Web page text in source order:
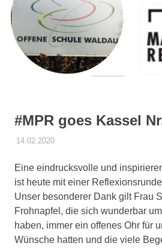
#MPR goes Kassel
14.02.2020DANIEL SCHROEER
ALLGEMEIN
Eine eindrucksvolle und
ist heute mit einer
Unser besonderer Dank gilt Frau
Frohnapfel, die sich wunderbar
haben, immer ein offenes Ohr für
Wünsche hatten und die viele